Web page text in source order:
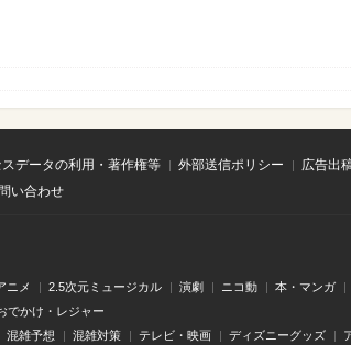
スデータの利用・著作権等 外部送信ポリシー
広告出
い合わせ
ニメ 2.5次元ミュージカル 演劇 ニコ動 本・マンガ
でかけ・レジャー
混雑予想 混雑対策 テレビ・映画 ディズニーグッズ